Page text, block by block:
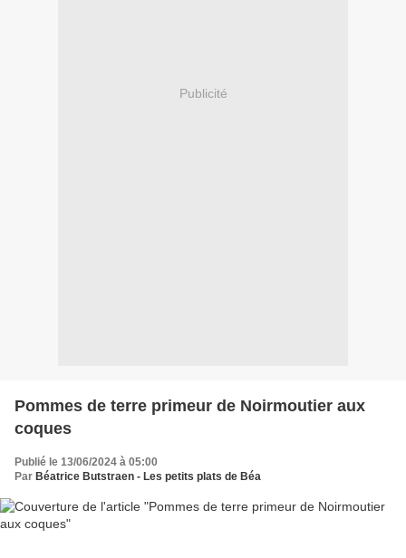
Publicité
Pommes de terre primeur de Noirmoutier aux
coques
Publié le 13/06/2024 à 05:00
Par Béatrice Butstraen - Les petits plats de Béa